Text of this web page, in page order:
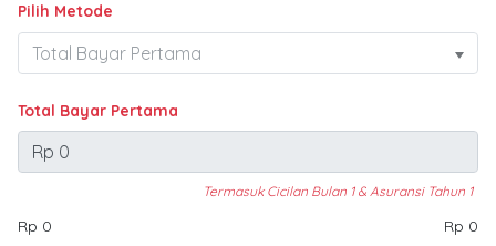
Pilih Metode
Total Bayar Pertama
Termasuk Cicilan Bulan 1 & Asuransi Tahun 1
Rp 0 Rp 0